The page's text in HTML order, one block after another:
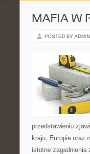
MAFIA W
POSTED BY ADMIN
przedstawieniu
kraju, Europie oraz
istotne